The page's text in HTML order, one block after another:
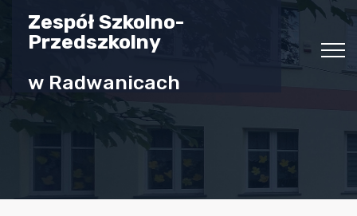
Zespół Szkolno-
Przedszkolny
w Radwanicach